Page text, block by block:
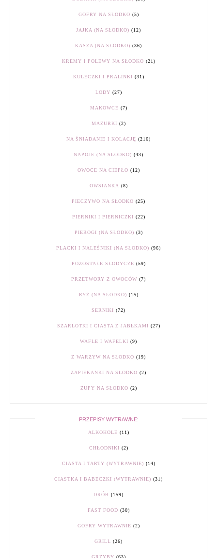
GOFRY NA SŁODKO (5)
JAJKA (NA SŁODKO) (12)
KASZA (NA SŁODKO) (36)
KREMY I POLEWY NA SŁODKO (21)
KULECZKI I PRALINKI (31)
LODY (27)
MAKOWCE (7)
MAZURKI (2)
NA ŚNIADANIE I KOLACJĘ (216)
NAPOJE (NA SŁODKO) (43)
OWOCE NA CIEPŁO (12)
OWSIANKA (8)
PIECZYWO NA SŁODKO (25)
PIERNIKI I PIERNICZKI (22)
PIEROGI (NA SŁODKO) (3)
PLACKI I NALEŚNIKI (NA SŁODKO) (96)
POZOSTAŁE SŁODYCZE (59)
PRZETWORY Z OWOCÓW (7)
RYŻ (NA SŁODKO) (15)
SERNIKI (72)
SZARLOTKI I CIASTA Z JABŁKAMI (27)
WAFLE I WAFELKI (9)
Z WARZYW NA SŁODKO (19)
ZAPIEKANKI NA SŁODKO (2)
ZUPY NA SŁODKO (2)
PRZEPISY WYTRAWNE:
ALKOHOLE (11)
CHŁODNIKI (2)
CIASTA I TARTY (WYTRAWNIE) (14)
CIASTKA I BABECZKI (WYTRAWNIE) (31)
DRÓB (159)
FAST FOOD (30)
GOFRY WYTRAWNIE (2)
GRILL (26)
GRZYBY (63)